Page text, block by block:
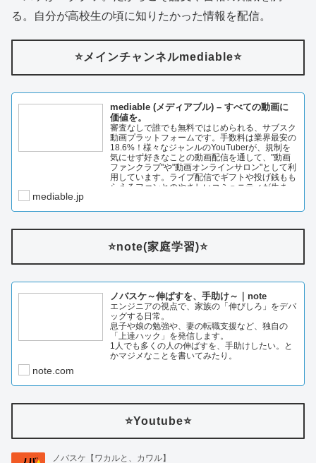
る。自分が高校生の頃に知りたかった情報を配信。
⭐️メインチャンネルmediable⭐️
mediable (メディアブル) – すべての動画に
価値を。
審査なしで誰でも無料ではじめられる、サブスク
動画プラットフォームです。手数料は業界最安の
18.6%！様々なジャンルのYouTuberが、規制を
気にせず好きなことの動画配信を通して、"動画
ファンクラブ"や"動画オンラインサロン"として利
用しています。ライブ配信でギフトや投げ銭もも
らえるファンとのやさしいコミュニティが生ま…
mediable.jp
⭐️note(家庭学習)⭐️
ノバスケ～伸ばすを、手助け～｜note
エンジニアの視点で、家族の「伸びしろ」をデバ
ッグする日常。
息子や娘の勉強や、妻の転職支援など、独自の
「上達ハック」を発信します。
1人でも多くの人の伸ばすを、手助けしたい。と
かマジメなことを書いてみたり。
note.com
⭐️Youtube⭐️